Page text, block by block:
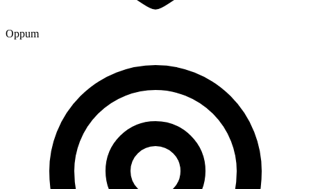
Oppum